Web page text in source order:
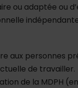
ou adaptée ou
aux personnes
de travailler.
de la MDPH